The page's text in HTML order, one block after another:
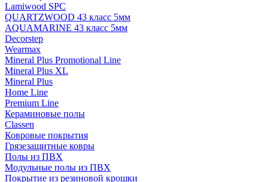
Lamiwood SPC
QUARTZWOOD 43 класс 5мм
AQUAMARINE 43 класс 5мм
Decorstep
Wearmax
Mineral Plus Promotional Line
Mineral Plus XL
Mineral Plus
Home Line
Premium Line
Кераминовые полы
Classen
Ковровые покрытия
Грязезащитные ковры
Полы из ПВХ
Модульные полы из ПВХ
Покрытие из резиновой крошки